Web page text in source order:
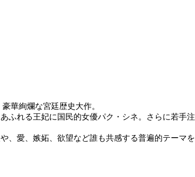
華絢爛な宮廷歴史大作。
ふれる王妃に国民的女優パク・シネ。さらに若手注
、愛、嫉妬、欲望など誰も共感する普遍的テーマを